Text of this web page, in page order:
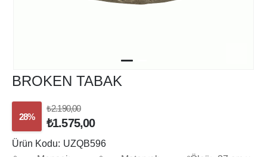
BROKEN TABAK
28%
₺2.190,00
₺1.575,00
Ürün Kodu: UZQB596